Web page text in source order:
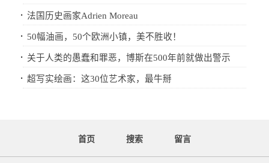
· 法国历史画家Adrien Moreau
· 50幅油画，50个欧洲小镇，美不胜收！
· 关于人类的愚蠢和罪恶，博斯在500年前就做出警示
· 超写实绘画：这30位艺术家，最牛掰
首页 搜索 留言